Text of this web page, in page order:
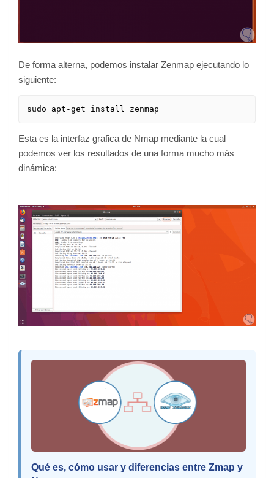
De forma alterna, podemos instalar Zenmap ejecutando lo
siguiente:
sudo apt-get install zenmap
Esta es la interfaz grafica de Nmap mediante la cual
podemos ver los resultados de una forma mucho más
dinámica:
Qué es, cómo usar y diferencias entre Zmap y